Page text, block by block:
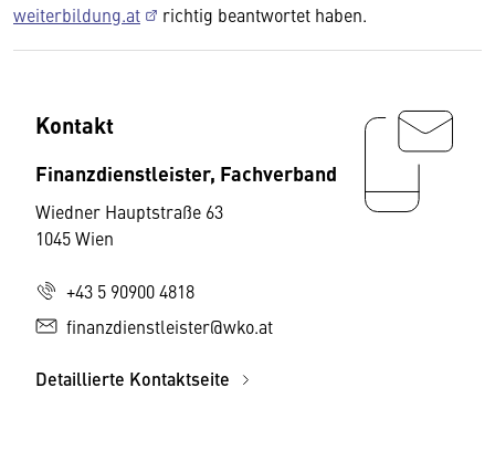
weiterbildung.at
richtig beantwortet haben.
Kontakt
Finanzdienstleister, Fachverband
Wiedner Hauptstraße 63
1045 Wien
+43 5 90900 4818
finanzdienstleister@wko.at
Detaillierte Kontaktseite